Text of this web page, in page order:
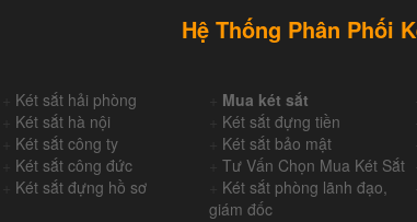
Hệ Thống Phân Phối
Két sắt hải phòng Mua két sắt
Két sắt hà nội Két sắt đựng tiền
Két sắt công ty Két sắt bảo mật
Két sắt công đức Tư Vấn Chọn Mua Két Sắt
Két sắt đựng hồ sơ
Két sắt phòng lãnh đạo,
giám đốc